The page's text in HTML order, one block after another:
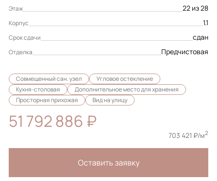
Этаж 22 из 28
Корпус 1.1
Срок сдачи сдан
Отделка Предчистовая
Совмещенный сан. узел
Угловое остекление
Кухня-столовая
Дополнительное место для хранения
Просторная прихожая
Вид на улицу
51 792 886 ₽
703 421 ₽/м2
Оставить заявку